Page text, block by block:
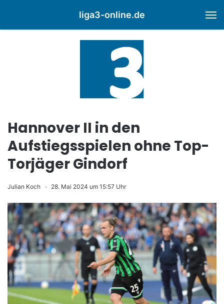
liga3-online.de
Hannover II in den
Aufstiegsspielen ohne Top-
Torjäger Gindorf
Julian Koch 28. Mai 2024 um 15:57 Uhr